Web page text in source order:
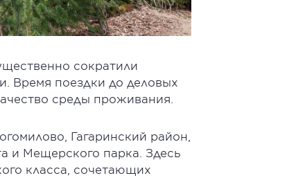
сократили
Время поездки до деловых
среды проживания.
Гагаринский район,
и Мещерского парка. Здесь
класса, сочетающих